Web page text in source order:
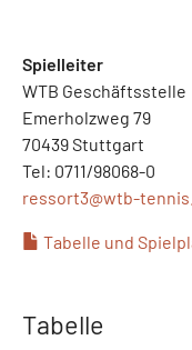
Spielleiter
WTB Geschäftsstelle
Emerholzweg 79
70439 Stuttgart
Tel: 0711/98068-0
ressort3@wtb-
Tabelle und
Tabelle